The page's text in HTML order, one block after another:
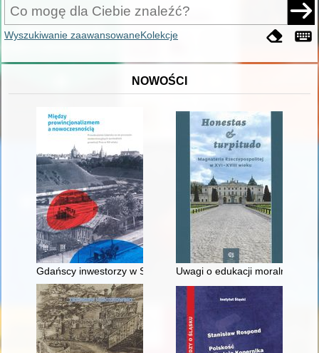
Wyszukiwanie zaawansowaneKolekcje
NOWOŚCI
Gdańscy inwestorzy w Sopocie : prestiż finansowy i
Uwagi o edukacji moralnej